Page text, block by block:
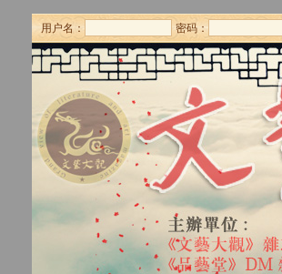
用户名： 密码：